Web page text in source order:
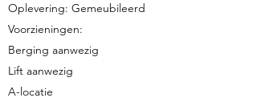
Oplevering: Gemeubileerd
Voorzieningen:
Berging aanwezig
Lift aanwezig
A-locatie